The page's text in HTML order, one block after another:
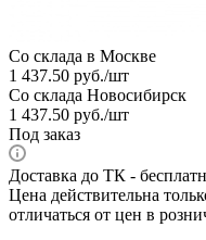
Со склада в Москве
1 437.50 руб./шт
Со склада Новосибирск
1 437.50 руб./шт
Под заказ
Доставка до ТК -
Цена действительна
отличаться от цен в